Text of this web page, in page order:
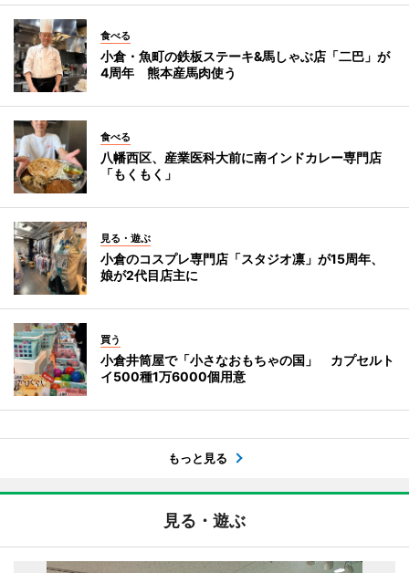
食べる
小倉・魚町の鉄板ステーキ&馬しゃぶ店「二巴」が
4周年 熊本産馬肉使う
食べる
八幡西区、産業医科大前に南インドカレー専門店
「もくもく」
見る・遊ぶ
小倉のコスプレ専門店「スタジオ凛」が15周年、
娘が2代目店主に
買う
小倉井筒屋で「小さなおもちゃの国」 カプセルト
イ500種1万6000個用意
もっと見る
見る・遊ぶ